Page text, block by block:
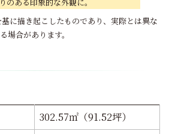
に描き起こしたものであり、実際とは異な
る場合があります。
302.57㎡（91.52坪）